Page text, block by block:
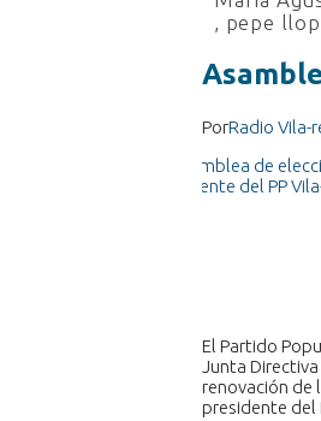
, pepe llop
PorRadio Vila-
El Partido
Junta
renovación de
presidente del